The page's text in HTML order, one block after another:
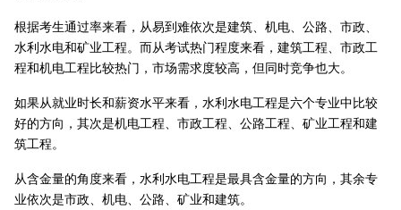
根据考生通过率来看，从易到难依次是建筑、机电、公路、市政、
水利水电和矿业工程。而从考试热门程度来看，建筑工程、市政工
程和机电工程比较热门，市场需求度较高，但同时竞争也大。
如果从就业时长和薪资水平来看，水利水电工程是六个专业中比较
好的方向，其次是机电工程、市政工程、公路工程、矿业工程和建
筑工程。
从含金量的角度来看，水利水电工程是最具含金量的方向，其余专
业依次是市政、机电、公路、矿业和建筑。